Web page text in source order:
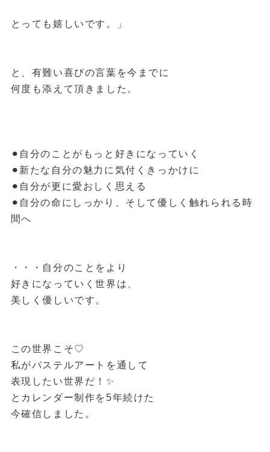
とっても嬉しいです。」
と、有難い喜びの言葉を今までに
何度も添えて頂きました。
⚫︎自分のことがもっと好きになっていく
⚫︎新たな自分の魅力に気付くきっかけに
⚫︎自分が更に愛おしく思える
⚫︎自分の命にしっかり、そして優しく触れられる時
間へ
・・・自分のことをより
好きになっていく世界は、
美しく優しいです。
この世界こそ♡
私がパステルアートを通して
表現したい世界だ！✨
とカレンダー制作を5年続けた
今確信しました。